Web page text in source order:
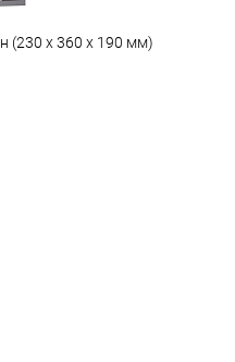
(230 х 360 х 190 мм)